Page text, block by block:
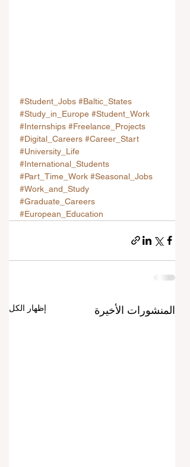
#Student_Jobs #Baltic_States
#Study_in_Europe #Student_Work
#Internships #Freelance_Projects
#Digital_Careers #Career_Start
#University_Life
#International_Students
#Part_Time_Work #Seasonal_Jobs
#Work_and_Study
#Graduate_Careers
#European_Education
المنشورات الأخيرة إظهار الكل